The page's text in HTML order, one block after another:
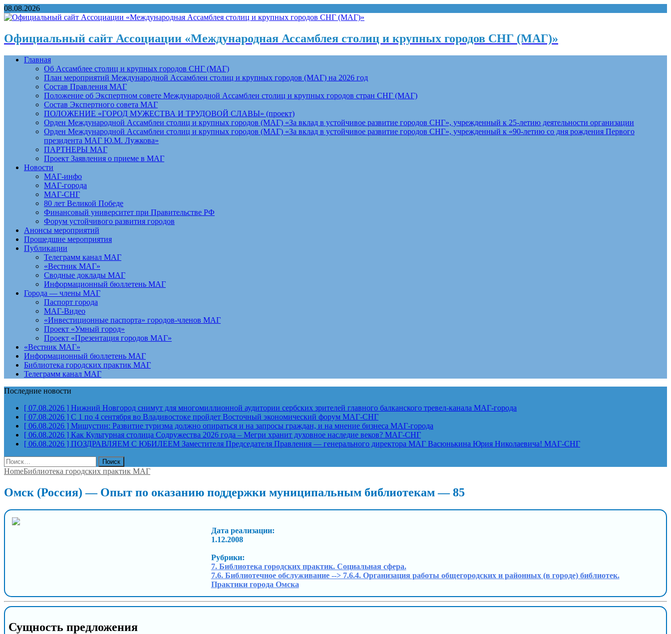
08.08.2026
Официальный сайт Ассоциации «Международная Ассамблея столиц и крупных городов СНГ (МАГ)»
Главная
Об Ассамблее столиц и крупных городов СНГ (МАГ)
План мероприятий Международной Ассамблеи столиц и крупных городов (МАГ) на 2026 год
Состав Правления МАГ
Положение об Экспертном совете Международной Ассамблеи столиц и крупных городов стран СНГ (МАГ)
Состав Экспертного совета МАГ
ПОЛОЖЕНИЕ «ГОРОД МУЖЕСТВА И ТРУДОВОЙ СЛАВЫ» (проект)
Орден Международной Ассамблеи столиц и крупных городов (МАГ) «За вклад в устойчивое развитие городов СНГ», учрежденный к 25-летию деятельности организации
Орден Международной Ассамблеи столиц и крупных городов (МАГ) «За вклад в устойчивое развитие городов СНГ», учрежденный к «90-летию со дня рождения Первого
президента МАГ Ю.М. Лужкова»
ПАРТНЕРЫ МАГ
Проект Заявления о приеме в МАГ
Новости
МАГ-инфо
МАГ-города
МАГ-СНГ
80 лет Великой Победе
Финансовый университет при Правительстве РФ
Форум устойчивого развития городов
Анонсы мероприятий
Прошедшие мероприятия
Публикации
Телеграмм канал МАГ
«Вестник МАГ»
Сводные доклады МАГ
Информационный бюллетень МАГ
Города — члены МАГ
Паспорт города
МАГ-Видео
«Инвестиционные паспорта» городов-членов МАГ
Проект «Умный город»
Проект «Презентация городов МАГ»
«Вестник МАГ»
Информационный бюллетень МАГ
Библиотека городских практик МАГ
Телеграмм канал МАГ
Последние новости
[ 07.08.2026 ] Нижний Новгород снимут для многомиллионной аудитории сербских зрителей главного балканского тревел-канала МАГ-города
[ 07.08.2026 ] С 1 по 4 сентября во Владивостоке пройдет Восточный экономический форум МАГ-СНГ
[ 06.08.2026 ] Мишустин: Развитие туризма должно опираться и на запросы граждан, и на мнение бизнеса МАГ-города
[ 06.08.2026 ] Как Культурная столица Содружества 2026 года – Мегри хранит духовное наследие веков? МАГ-СНГ
[ 06.08.2026 ] ПОЗДРАВЛЯЕМ С ЮБИЛЕЕМ Заместителя Председателя Правления — генерального директора МАГ Васюнькина Юрия Николаевича! МАГ-СНГ
Найти:
HomeБиблиотека городских практик МАГ
Омск (Россия) — Опыт по оказанию поддержки муниципальным библиотекам — 85
Дата реализации:
1.12.2008
Рубрики:
7. Библиотека городских практик. Социальная сфера.
7.6. Библиотечное обслуживание --> 7.6.4. Организация работы общегородских и районных (в городе) библиотек.
Практики города Омска
Сущность предложения